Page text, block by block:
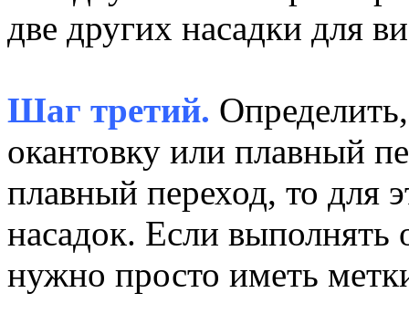
две других насадки для
Шаг третий.
окантовку или плавный
плавный переход, то для
насадок. Если выполнять
нужно просто иметь